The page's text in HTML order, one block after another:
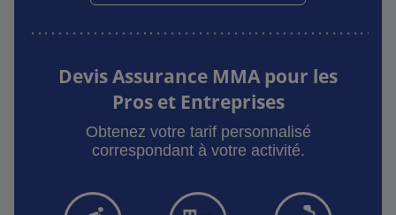
Devis Assurance MMA pour les
Pros et Entreprises
Obtenez votre tarif personnalisé
correspondant à votre activité.